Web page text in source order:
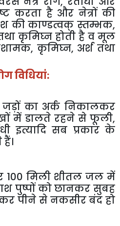
करता है और नेत्रों की
की काण्डत्वक् स्तम्भक,
कृमिघ्न होती है व मूल
, कृमिघ्न, अर्श तथा
विधियां:
का अर्क निकालकर
में डालते रहने से फूली,
इत्यादि सब प्रकार के
100 मिली शीतल जल में
पुष्पों को छानकर सुबह
पीने से नकसीर बंद हो